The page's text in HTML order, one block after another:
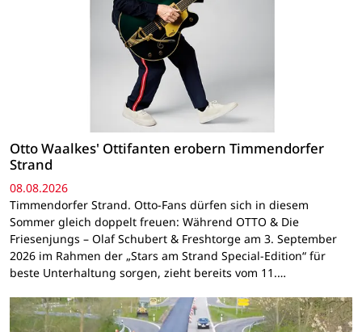
Otto Waalkes' Ottifanten erobern Timmendorfer
Strand
08.08.2026
Timmendorfer Strand. Otto-Fans dürfen sich in diesem
Sommer gleich doppelt freuen: Während OTTO & Die
Friesenjungs – Olaf Schubert & Freshtorge am 3. September
2026 im Rahmen der „Stars am Strand Special-Edition“ für
beste Unterhaltung sorgen, zieht bereits vom 11.…